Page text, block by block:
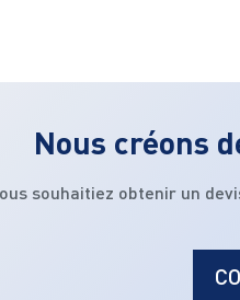
Nous créons
souhaitiez obtenir un